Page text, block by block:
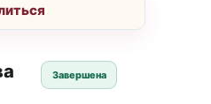
Завершена